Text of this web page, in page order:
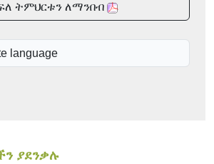
ትምህርቱን ለማንበብ
ያደንቃሉ